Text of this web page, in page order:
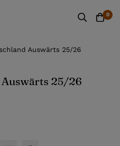
0
Auswärts 25/26
25/26